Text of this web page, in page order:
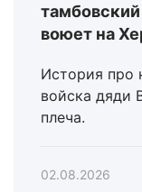
воюет на
История про
войска дяди
плеча.
02.08.2026